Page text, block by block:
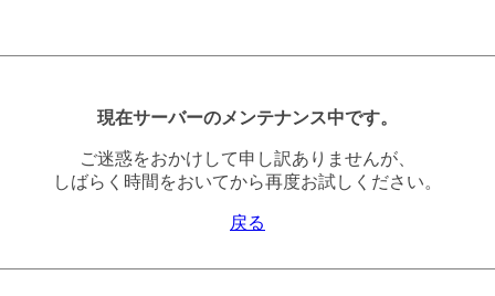
現在サーバーのメンテナンス中です。
ご迷惑をおかけして申し訳ありませんが、
しばらく時間をおいてから再度お試しください。
戻る